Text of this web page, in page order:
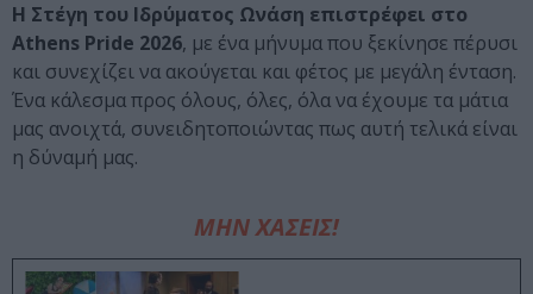
Η Στέγη του Ιδρύματος Ωνάση επιστρέφει στο
Athens Pride 2026, με ένα μήνυμα που ξεκίνησε πέρυσι
και συνεχίζει να ακούγεται και φέτος με μεγάλη ένταση.
Ένα κάλεσμα προς όλους, όλες, όλα να έχουμε τα μάτια
μας ανοιχτά, συνειδητοποιώντας πως αυτή τελικά είναι
η δύναμή μας.
ΜΗΝ ΧΑΣΕΙΣ!